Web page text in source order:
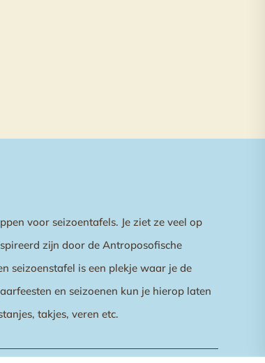
voor seizoentafels. Je ziet ze veel op
zijn door de Antroposofische
seizoenstafel is een plekje waar je de
en seizoenen kun je hierop laten
takjes, veren etc.